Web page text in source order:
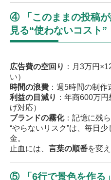
④ 「このままの投稿
見る“使わないコスト”
広告費の空回り ：月3万円
い）
時間の浪費 ：週5時間の制作
利益の目減り ：年商600万
げ対応）
ブランドの霧化：記憶に残
“やらないリスク”は、毎日
金。
止血には、 言葉の順番を変
⑤ 「6行で景色を作